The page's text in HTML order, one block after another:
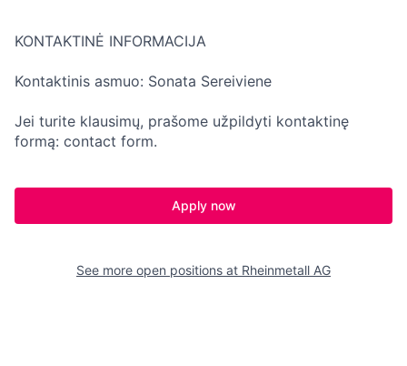
KONTAKTINĖ INFORMACIJA
Kontaktinis asmuo: Sonata Sereiviene
Jei turite klausimų, prašome užpildyti kontaktinę
formą: contact form.
Apply now
See more open positions at Rheinmetall AG